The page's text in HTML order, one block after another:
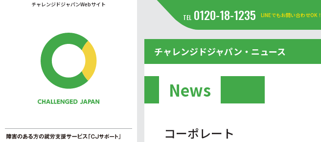
チャレンジドジャパンWebサイト
TEL 0120-18-1235 LINEでもお問い合わせOK！
チャレンジドジャパン・ニュース
News
コーポレート